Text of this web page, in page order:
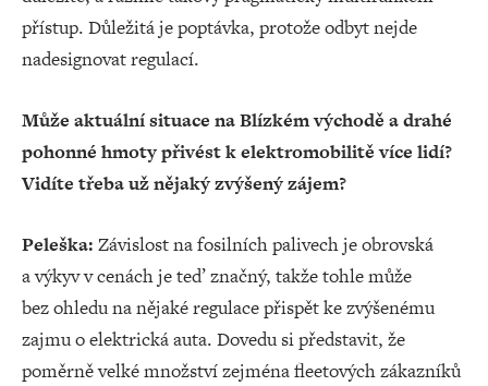
přístup. Důležitá je poptávka, protože odbyt nejde
nadesignovat regulací.
Může aktuální situace na Blízkém východě a drahé
pohonné hmoty přivést k elektromobilitě více lidí?
Vidíte třeba už nějaký zvýšený zájem?
Peleška: Závislost na fosilních palivech je obrovská
a výkyv v cenách je teď značný, takže tohle může
bez ohledu na nějaké regulace přispět ke zvýšenému
zajmu o elektrická auta. Dovedu si představit, že
poměrně velké množství zejména fleetových zákazníků